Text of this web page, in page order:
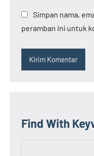
Simpan nama,
peramban ini untuk
Find With